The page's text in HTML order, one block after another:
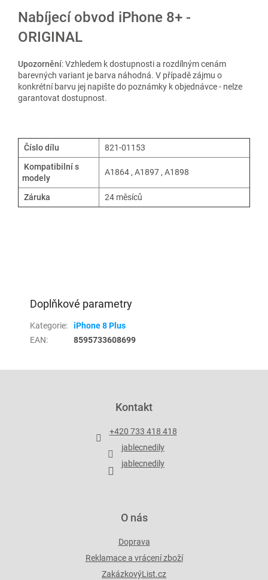
Nabíjecí obvod iPhone 8+ -
ORIGINAL
Upozornění: Vzhledem k dostupnosti a rozdílným cenám
barevných variant je barva náhodná. V případě zájmu o
konkrétní barvu jej napište do poznámky k objednávce - nelze
garantovat dostupnost.
Číslo dílu
821-01153
Kompatibilní s
modely
A1864 , A1897 , A1898
Záruka 24 měsíců
Doplňkové parametry
Kategorie:
iPhone 8 Plus
EAN: 8595733608699
Kontakt
+420 733 418 418
jablecnedily
jablecnedily
O nás
Doprava
Reklamace a vrácení zboží
ZakázkovýList.cz